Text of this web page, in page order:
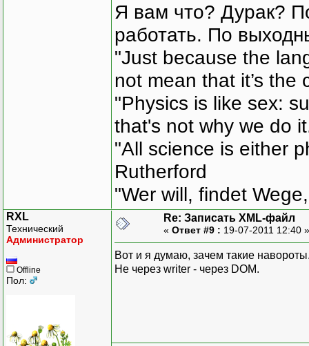
Я вам что? Дурак?
работать. По
"Just because the
not mean that it’s the
"Physics is like sex:
that's not why we do
"All science is either
Rutherford
"Wer will, findet
RXL
Технический
Администратор
Offline
Пол:
Re: Записать XML-файл
« Ответ #9 : 19-07-2011 12:40
Вот и я думаю, зачем такие
Не через writer - через DOM.